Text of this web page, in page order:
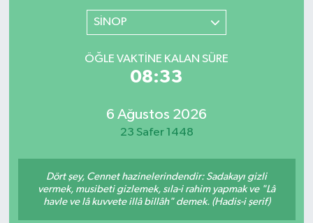
SİNOP
ÖĞLE VAKTINE KALAN SÜRE
08:33
6 Ağustos 2026
23 Safer 1448
Dört şey, Cennet hazinelerindendir: Sadakayı gizli
vermek, musibeti gizlemek, sıla-i rahim yapmak ve "Lâ
havle ve lâ kuvvete illâ billâh" demek. (Hadis-i şerif)
Haber Arşivi